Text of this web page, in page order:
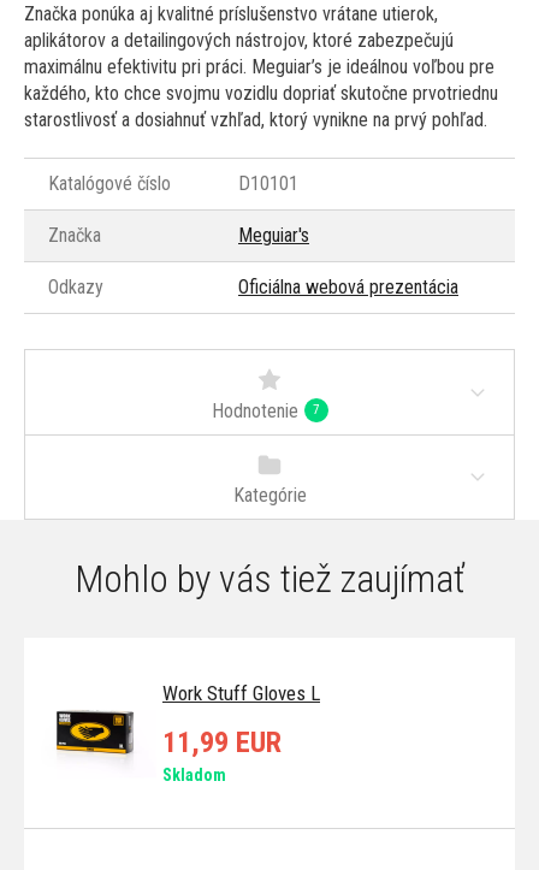
Značka ponúka aj kvalitné príslušenstvo vrátane utierok,
aplikátorov a detailingových nástrojov, ktoré zabezpečujú
maximálnu efektivitu pri práci. Meguiar’s je ideálnou voľbou pre
každého, kto chce svojmu vozidlu dopriať skutočne prvotriednu
starostlivosť a dosiahnuť vzhľad, ktorý vynikne na prvý pohľad.
Katalógové číslo D10101
Značka Meguiar's
Odkazy Oficiálna webová prezentácia
Hodnotenie 7
Kategórie
Mohlo by vás tiež zaujímať
Work Stuff Gloves L
11,99 EUR
Skladom